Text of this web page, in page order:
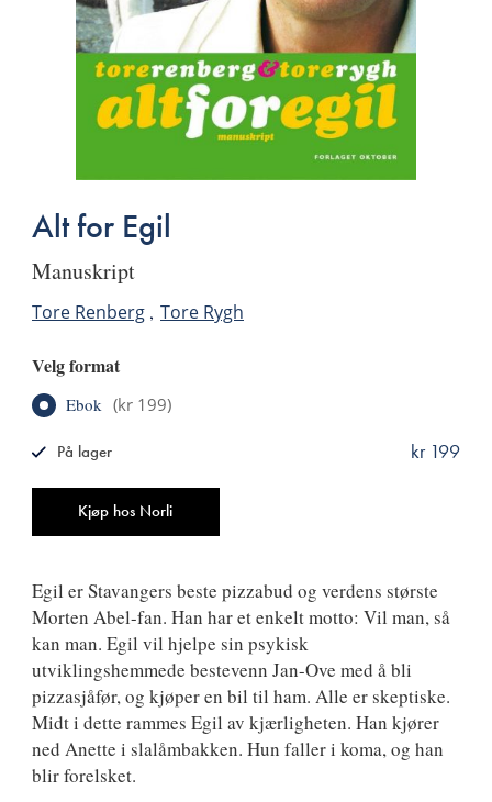
Alt for Egil
manuskript
Tore Renberg Tore Rygh
Velg format
Ebok (kr 199)
Kjøp hos Norli
kr 199
På lager
Egil er Stavangers beste pizzabud og verdens største
Morten Abel-fan. Han har et enkelt motto: Vil man, så
kan man. Egil vil hjelpe sin psykisk
utviklingshemmede bestevenn Jan-Ove med å bli
pizzasjåfør, og kjøper en bil til ham. Alle er skeptiske.
Midt i dette rammes Egil av kjærligheten. Han kjører
ned Anette i slalåmbakken. Hun faller i koma, og han
blir forelsket.